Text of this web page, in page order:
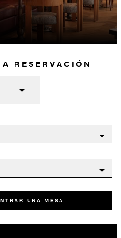
RESERVACIÓN
UNA MESA